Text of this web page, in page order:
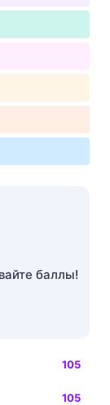
баллы!
105
105